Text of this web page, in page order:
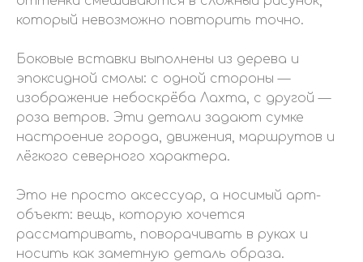
который невозможно повторить точно.
Боковые вставки выполнены из дерева и
эпоксидной смолы: с одной стороны —
изображение небоскрёба Лахта, с другой —
роза ветров. Эти детали задают сумке
настроение города, движения, маршрутов и
лёгкого северного характера.
Это не просто аксессуар, а носимый арт-
объект: вещь, которую хочется
рассматривать, поворачивать в руках и
носить как заметную деталь образа.